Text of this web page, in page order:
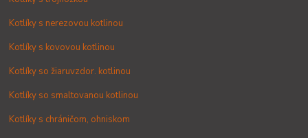
Kotlíky s nerezovou kotlinou
Kotlíky s kovovou kotlinou
Kotlíky so žiaruvzdor. kotlinou
Kotlíky so smaltovanou kotlinou
Kotlíky s chráničom, ohniskom